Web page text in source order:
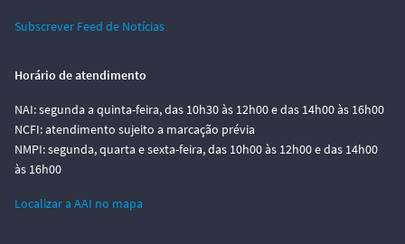
Subscrever Feed de Notícias
Horário de atendimento
NAI: segunda a quinta-feira, das 10h30 às 12h00 e das 14h00 às 16h00
NCFI: atendimento sujeito a marcação prévia
NMPI: segunda, quarta e sexta-feira, das 10h00 às 12h00 e das 14h00
às 16h00
Localizar a AAI no mapa